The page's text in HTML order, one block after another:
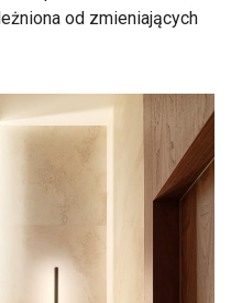
od zmieniających